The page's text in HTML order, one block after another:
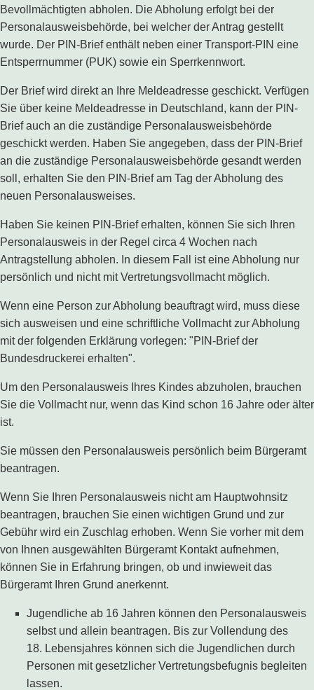
Bevollmächtigten abholen. Die Abholung erfolgt bei der
Personalausweisbehörde, bei welcher der Antrag gestellt
wurde. Der PIN-Brief enthält neben einer Transport-PIN eine
Entsperrnummer (PUK) sowie ein Sperrkennwort.
Der Brief wird direkt an Ihre Meldeadresse geschickt. Verfügen
Sie über keine Meldeadresse in Deutschland, kann der PIN-
Brief auch an die zuständige Personalausweisbehörde
geschickt werden. Haben Sie angegeben, dass der PIN-Brief
an die zuständige Personalausweisbehörde gesandt werden
soll, erhalten Sie den PIN-Brief am Tag der Abholung des
neuen Personalausweises.
Haben Sie keinen PIN-Brief erhalten, können Sie sich Ihren
Personalausweis in der Regel circa 4 Wochen nach
Antragstellung abholen. In diesem Fall ist eine Abholung nur
persönlich und nicht mit Vertretungsvollmacht möglich.
Wenn eine Person zur Abholung beauftragt wird, muss diese
sich ausweisen und eine schriftliche Vollmacht zur Abholung
mit der folgenden Erklärung vorlegen: "PIN-Brief der
Bundesdruckerei erhalten".
Um den Personalausweis Ihres Kindes abzuholen, brauchen
Sie die Vollmacht nur, wenn das Kind schon 16 Jahre oder älter
ist.
Sie müssen den Personalausweis persönlich beim Bürgeramt
beantragen.
Wenn Sie Ihren Personalausweis nicht am Hauptwohnsitz
beantragen, brauchen Sie einen wichtigen Grund und zur
Gebühr wird ein Zuschlag erhoben. Wenn Sie vorher mit dem
von Ihnen ausgewählten Bürgeramt Kontakt aufnehmen,
können Sie in Erfahrung bringen, ob und inwieweit das
Bürgeramt Ihren Grund anerkennt.
Jugendliche ab 16 Jahren können den Personalausweis
selbst und allein beantragen. Bis zur Vollendung des
18. Lebensjahres können sich die Jugendlichen durch
Personen mit gesetzlicher Vertretungsbefugnis begleiten
lassen.